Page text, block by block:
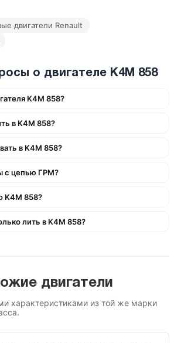
двигатели Renault
о двигателе K4M 858
K4M 858?
в K4M 858?
в K4M 858?
с цепью ГРМ?
K4M 858?
лить в K4M 858?
двигатели
характеристиками из той же марки